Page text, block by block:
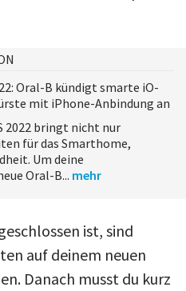
Oral-B kündigt smarte iO-
mit iPhone-Anbindung an
2022 bringt nicht nur
für das Smarthome,
Um deine
Oral-B... mehr
ist, sind
auf deinem neuen
Danach musst du kurz